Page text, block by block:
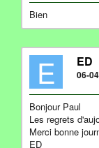
Bien
E ED
06-
Bonjour Paul
Les regrets
Merci bonne
ED